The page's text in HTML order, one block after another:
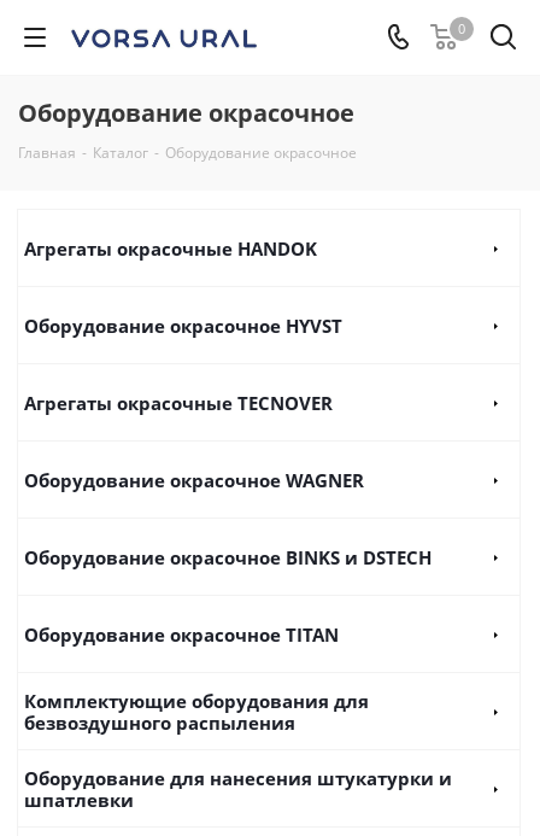
0
Оборудование окрасочное
Главная - Каталог - Оборудование окрасочное
Агрегаты окрасочные HANDOK
Оборудование окрасочное HYVST
Агрегаты окрасочные TEСNOVER
Оборудование окрасочное WAGNER
Оборудование окрасочное BINKS и DSTECH
Оборудование окрасочное TITAN
Комплектующие оборудования для
безвоздушного распыления
Оборудование для нанесения штукатурки и
шпатлевки